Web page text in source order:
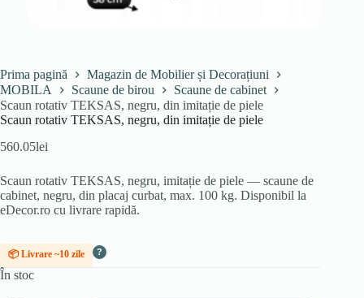
Prima pagină
Magazin de Mobilier și Decorațiuni
MOBILA
Scaune de birou
Scaune de cabinet
Scaun rotativ TEKSAS, negru, din imitație de piele
Scaun rotativ TEKSAS, negru, din imitație de piele
560.05lei
Scaun rotativ TEKSAS, negru, imitație de piele — scaune de
cabinet, negru, din placaj curbat, max. 100 kg. Disponibil la
eDecor.ro cu livrare rapidă.
📦 Livrare ~10 zile ?
În stoc